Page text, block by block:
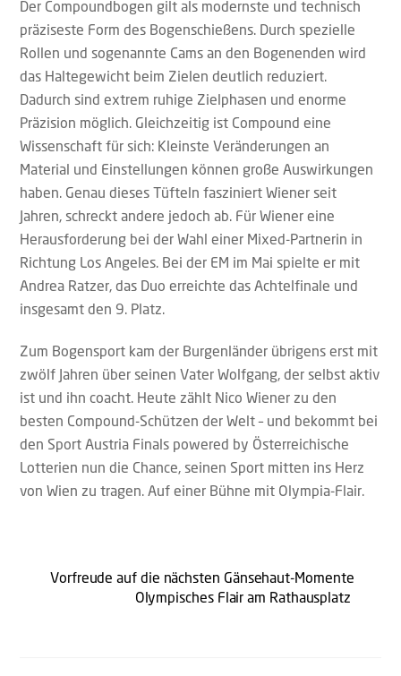
Der Compoundbogen gilt als modernste und technisch
präziseste Form des Bogenschießens. Durch spezielle
Rollen und sogenannte Cams an den Bogenenden wird
das Haltegewicht beim Zielen deutlich reduziert.
Dadurch sind extrem ruhige Zielphasen und enorme
Präzision möglich. Gleichzeitig ist Compound eine
Wissenschaft für sich: Kleinste Veränderungen an
Material und Einstellungen können große Auswirkungen
haben. Genau dieses Tüfteln fasziniert Wiener seit
Jahren, schreckt andere jedoch ab. Für Wiener eine
Herausforderung bei der Wahl einer Mixed-Partnerin in
Richtung Los Angeles. Bei der EM im Mai spielte er mit
Andrea Ratzer, das Duo erreichte das Achtelfinale und
insgesamt den 9. Platz.
Zum Bogensport kam der Burgenländer übrigens erst mit
zwölf Jahren über seinen Vater Wolfgang, der selbst aktiv
ist und ihn coacht. Heute zählt Nico Wiener zu den
besten Compound-Schützen der Welt – und bekommt bei
den Sport Austria Finals powered by Österreichische
Lotterien nun die Chance, seinen Sport mitten ins Herz
von Wien zu tragen. Auf einer Bühne mit Olympia-Flair.
Vorfreude auf die nächsten Gänsehaut-Momente
Olympisches Flair am Rathausplatz